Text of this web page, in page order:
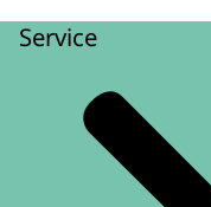
Service